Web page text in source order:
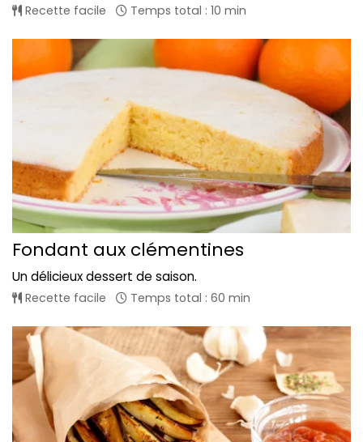
Recette facile Temps total : 10 min
Fondant aux clémentines
Un délicieux dessert de saison.
Recette facile Temps total : 60 min